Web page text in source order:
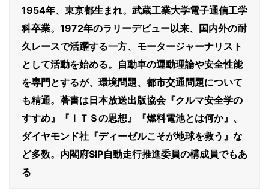
1954年、東京都生まれ。武蔵工業大学電子通信工学
科卒業。1972年のラリーデビュー以来、国内外の耐
久レースで活躍する一方、モータージャーナリスト
として活動を始める。自動車の運動理論や安全性能
を専門とするが、環境問題、都市交通問題について
も精通。著書は日本放送出版協会『クルマ安全学の
すすめ』『ＩＴＳの思想』『燃料電池とは何か』、
ダイヤモンド社『ディーゼルこそが地球を救う』な
ど多数。内閣府SIP自動走行推進委員の構成員でもあ
る